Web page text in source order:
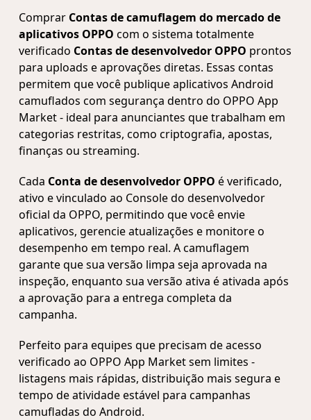
Comprar Contas de camuflagem do mercado de
aplicativos OPPO com o sistema totalmente
verificado Contas de desenvolvedor OPPO prontos
para uploads e aprovações diretas. Essas contas
permitem que você publique aplicativos Android
camuflados com segurança dentro do OPPO App
Market - ideal para anunciantes que trabalham em
categorias restritas, como criptografia, apostas,
finanças ou streaming.
Cada Conta de desenvolvedor OPPO é verificado,
ativo e vinculado ao Console do desenvolvedor
oficial da OPPO, permitindo que você envie
aplicativos, gerencie atualizações e monitore o
desempenho em tempo real. A camuflagem
garante que sua versão limpa seja aprovada na
inspeção, enquanto sua versão ativa é ativada após
a aprovação para a entrega completa da
campanha.
Perfeito para equipes que precisam de acesso
verificado ao OPPO App Market sem limites -
listagens mais rápidas, distribuição mais segura e
tempo de atividade estável para campanhas
camufladas do Android.